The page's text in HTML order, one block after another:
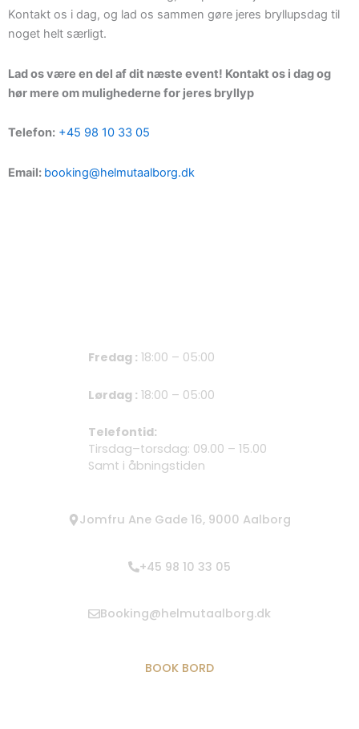
Kontakt os i dag, og lad os sammen gøre jeres bryllupsdag til
noget helt særligt.
Lad os være en del af dit næste event! Kontakt os i dag og
hør mere om mulighederne for jeres bryllyp
Telefon: +45 98 10 33 05
Email: booking@helmutaalborg.dk
Fredag : 18:00 – 05:00
Lørdag : 18:00 – 05:00
Telefontid:
Tirsdag–torsdag: 09.00 – 15.00
Samt i åbningstiden
Jomfru Ane Gade 16, 9000 Aalborg
+45 98 10 33 05
Booking@helmutaalborg.dk
BOOK BORD